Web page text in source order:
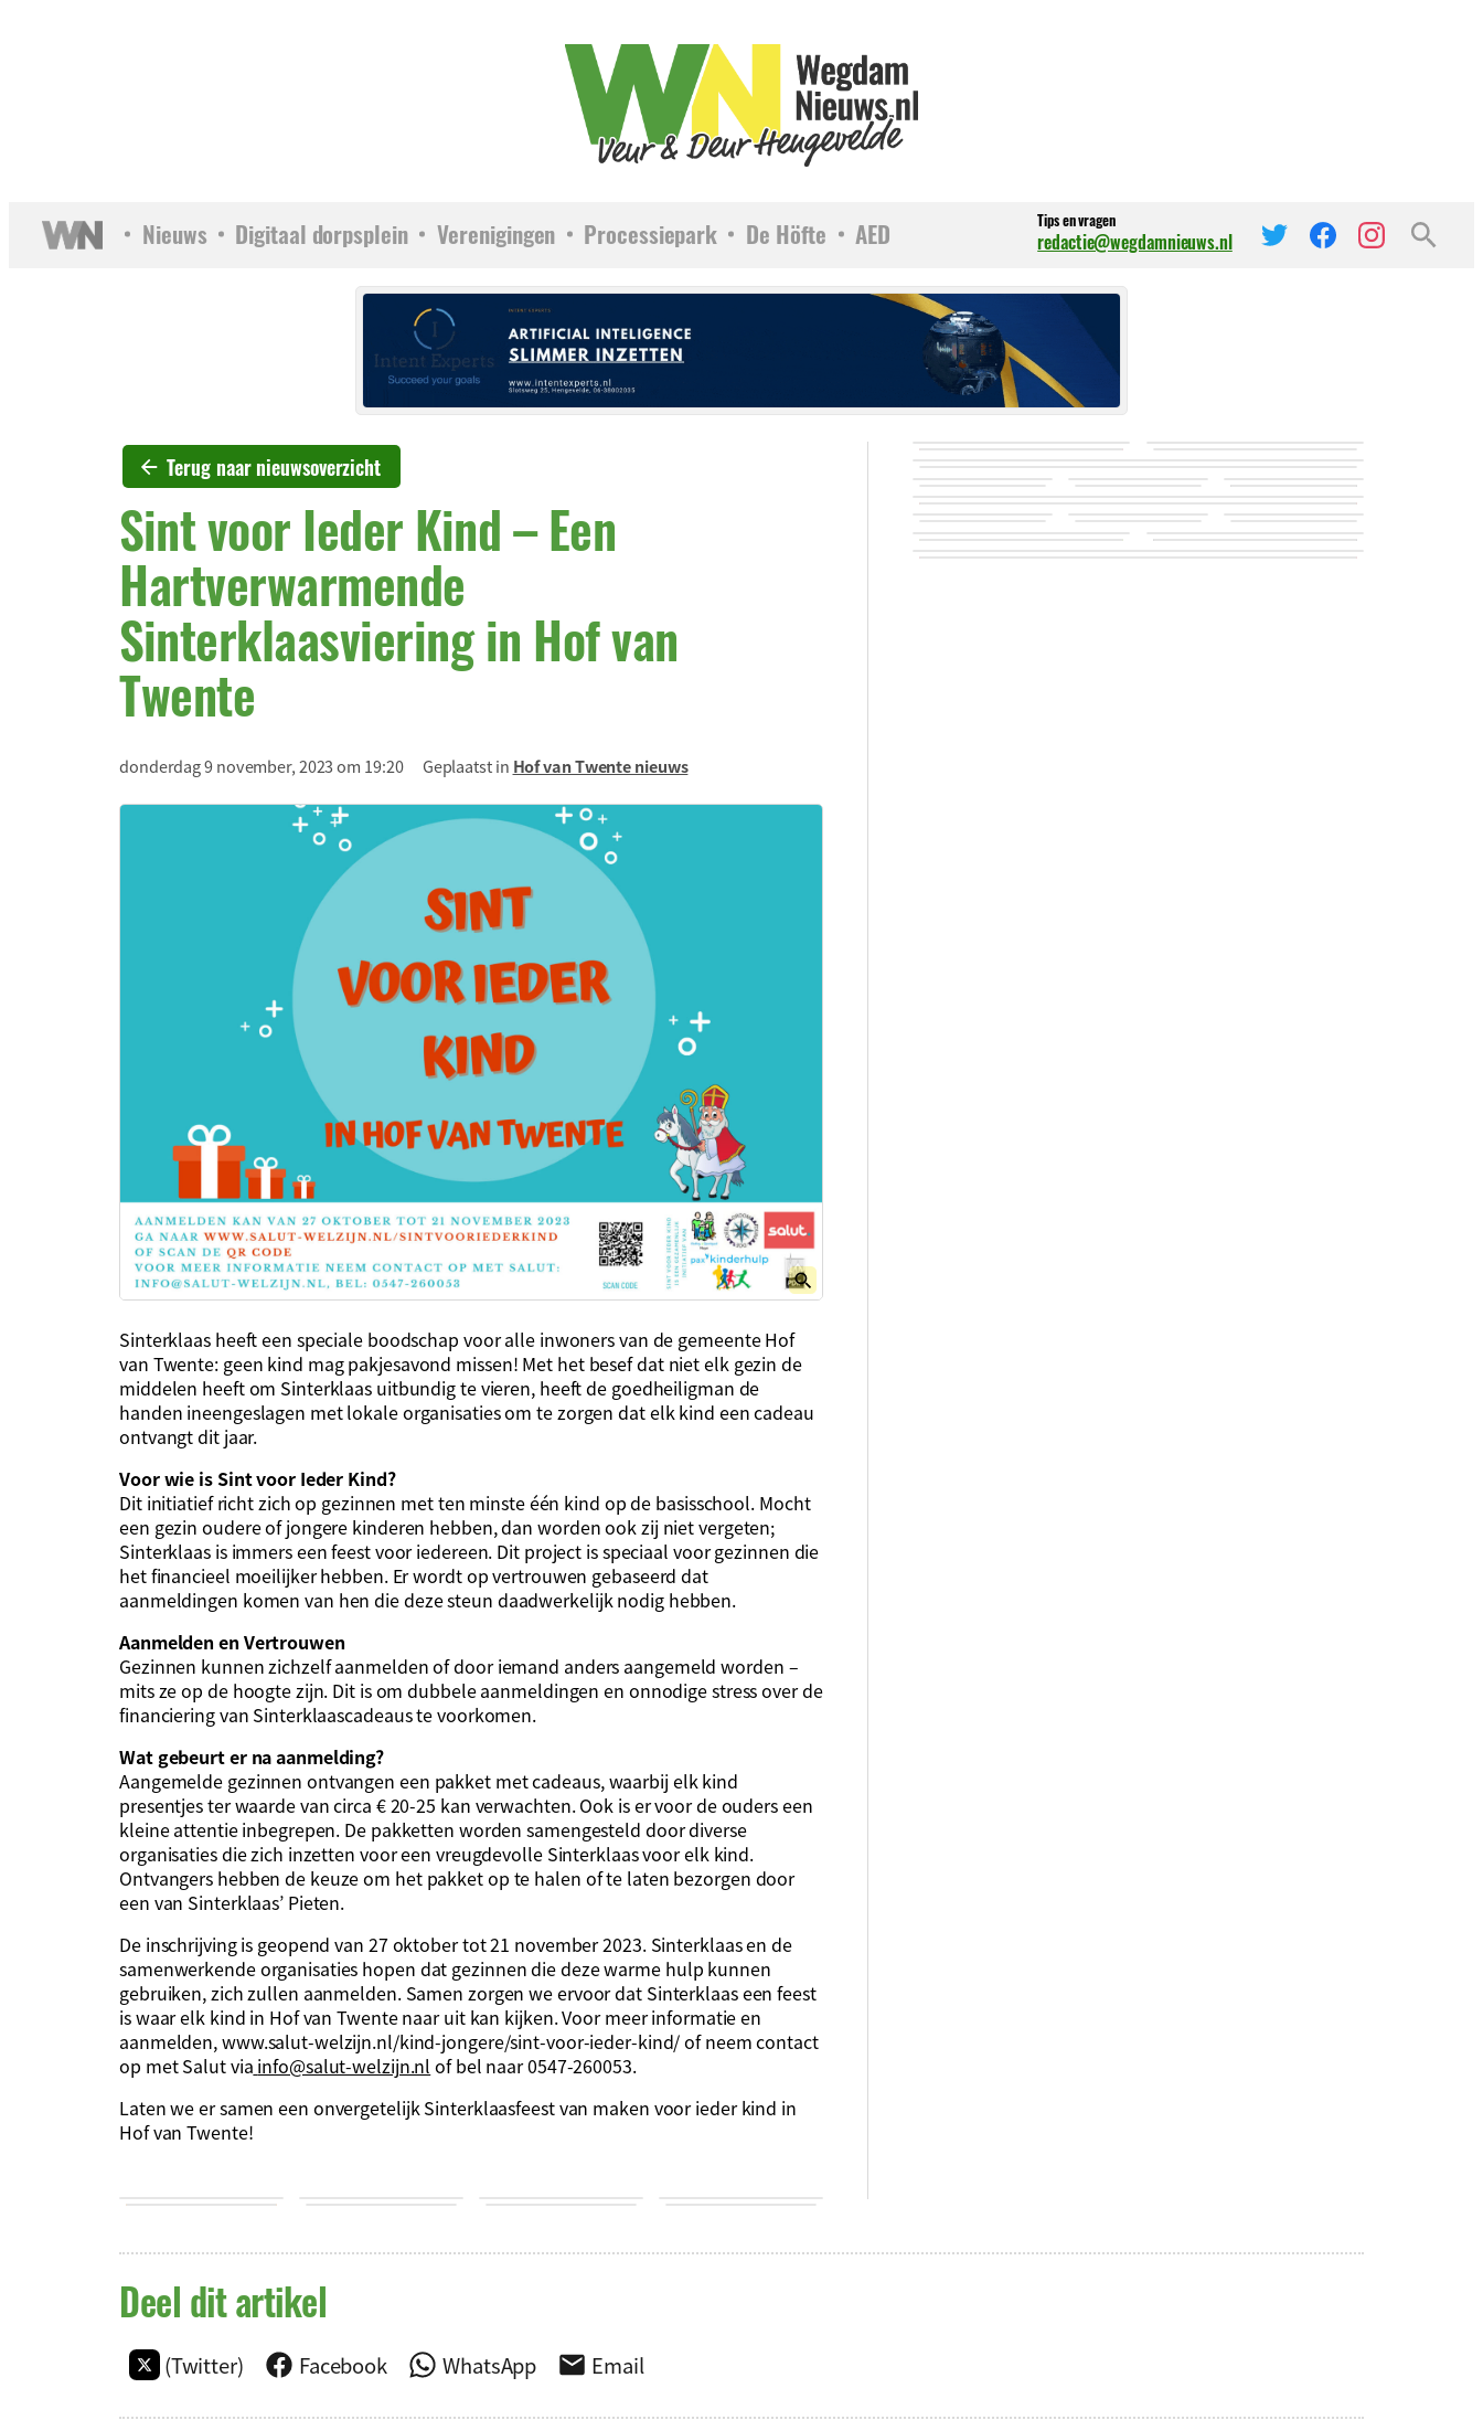
Nieuws Digitaal dorpsplein Verenigingen Processiepark De Höfte AED Tips en vragen
redactie@wegdamnieuws.nl
Terug naar nieuwsoverzicht
Sint voor Ieder Kind – Een
Hartverwarmende
Sinterklaasviering in Hof van
Twente
donderdag 9 november, 2023 om 19:20 Geplaatst in Hof van Twente nieuws
Sinterklaas heeft een speciale boodschap voor alle inwoners van de gemeente Hof
van Twente: geen kind mag pakjesavond missen! Met het besef dat niet elk gezin de
middelen heeft om Sinterklaas uitbundig te vieren, heeft de goedheiligman de
handen ineengeslagen met lokale organisaties om te zorgen dat elk kind een cadeau
ontvangt dit jaar.
Voor wie is Sint voor Ieder Kind?
Dit initiatief richt zich op gezinnen met ten minste één kind op de basisschool. Mocht
een gezin oudere of jongere kinderen hebben, dan worden ook zij niet vergeten;
Sinterklaas is immers een feest voor iedereen. Dit project is speciaal voor gezinnen die
het financieel moeilijker hebben. Er wordt op vertrouwen gebaseerd dat
aanmeldingen komen van hen die deze steun daadwerkelijk nodig hebben.
Aanmelden en Vertrouwen
Gezinnen kunnen zichzelf aanmelden of door iemand anders aangemeld worden –
mits ze op de hoogte zijn. Dit is om dubbele aanmeldingen en onnodige stress over de
financiering van Sinterklaascadeaus te voorkomen.
Wat gebeurt er na aanmelding?
Aangemelde gezinnen ontvangen een pakket met cadeaus, waarbij elk kind
presentjes ter waarde van circa € 20-25 kan verwachten. Ook is er voor de ouders een
kleine attentie inbegrepen. De pakketten worden samengesteld door diverse
organisaties die zich inzetten voor een vreugdevolle Sinterklaas voor elk kind.
Ontvangers hebben de keuze om het pakket op te halen of te laten bezorgen door
een van Sinterklaas’ Pieten.
De inschrijving is geopend van 27 oktober tot 21 november 2023. Sinterklaas en de
samenwerkende organisaties hopen dat gezinnen die deze warme hulp kunnen
gebruiken, zich zullen aanmelden. Samen zorgen we ervoor dat Sinterklaas een feest
is waar elk kind in Hof van Twente naar uit kan kijken. Voor meer informatie en
aanmelden, www.salut-welzijn.nl/kind-jongere/sint-voor-ieder-kind/ of neem contact
op met Salut via info@salut-welzijn.nl of bel naar 0547-260053.
Laten we er samen een onvergetelijk Sinterklaasfeest van maken voor ieder kind in
Hof van Twente!
Deel dit artikel
(Twitter) Facebook WhatsApp Email